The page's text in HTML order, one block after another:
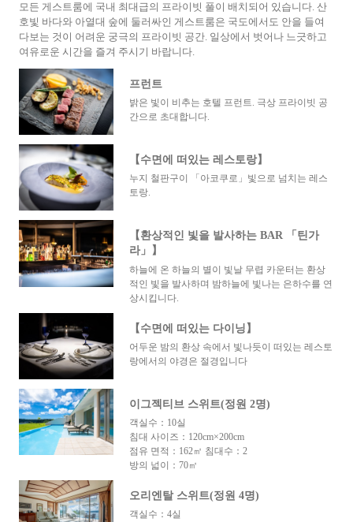
모든 게스트룸에 국내 최대급의 프라이빗 풀이 배치되어 있습니다. 산
호빛 바다와 아열대 숲에 둘러싸인 게스트룸은 국도에서도 안을 들여
다보는 것이 어려운 궁극의 프라이빗 공간. 일상에서 벗어나 느긋하고
여유로운 시간을 즐겨 주시기 바랍니다.
프런트
밝은 빛이 비추는 호텔 프런트. 극상 프라이빗 공
간으로 초대합니다.
【수면에 떠있는 레스토랑】
누지 철판구이 「아코쿠로」빛으로 넘치는 레스
토랑.
【환상적인 빛을 발사하는 BAR 「틴가
라」】
하늘에 온 하늘의 별이 빛날 무렵 카운터는 환상
적인 빛을 발사하며 밤하늘에 빛나는 은하수를 연
상시킵니다.
【수면에 떠있는 다이닝】
어두운 밤의 환상 속에서 빛나듯이 떠있는 레스토
랑에서의 야경은 절경입니다
이그젝티브 스위트(정원 2명)
객실수：10실
침대 사이즈：120cm×200cm
점유 면적：162㎡ 침대수：2
방의 넓이：70㎡
오리엔탈 스위트(정원 4명)
객실수：4실